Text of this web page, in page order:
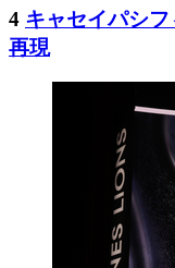
4 キャセイパシ
再現